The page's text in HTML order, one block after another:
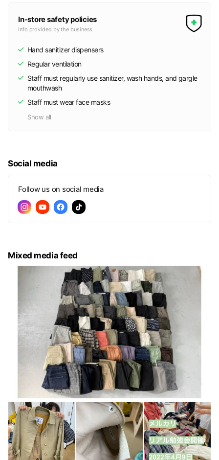
に囲まれながら仕事を始めてみませんか？
In-store safety policies
Info provided by the business
Hand sanitizer dispensers
Regular ventilation
Staff must regularly use sanitizer, wash hands, and gargle
mouthwash
Staff must wear face masks
Show all
Social media
Follow us on social media
Mixed media feed